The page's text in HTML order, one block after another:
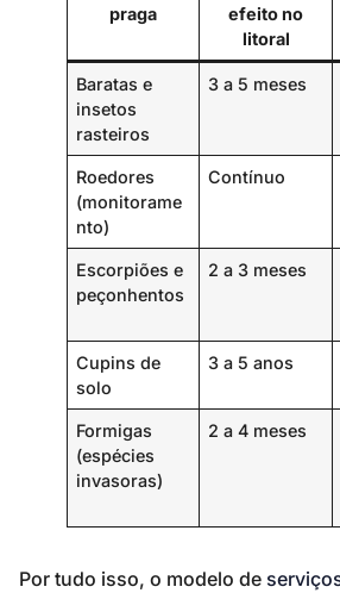
praga
efeito no
litoral
Baratas e
insetos
rasteiros
3 a 5 meses
Roedores
(monitorame
nto)
Contínuo
Escorpiões e
peçonhentos
2 a 3 meses
Cupins de
solo
3 a 5 anos
Formigas
(espécies
invasoras)
2 a 4 meses
Por tudo isso, o modelo de